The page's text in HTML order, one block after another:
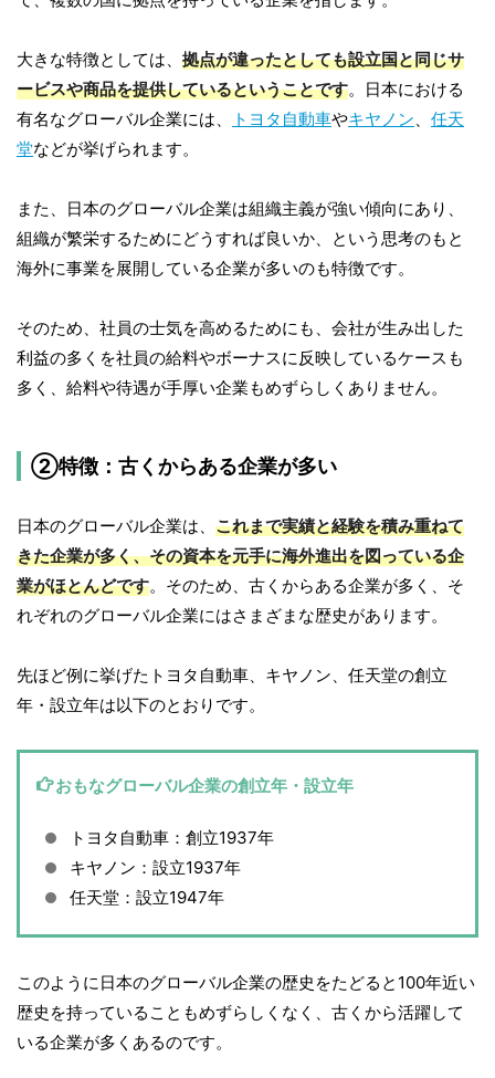
大きな特徴としては、 拠点が違ったとしても設立国と同じサ
ービスや商品を提供しているということです。日本における
有名なグローバル企業には、
トヨタ自動車やキヤノン、 任天
堂などが挙げられます。
また、日本のグローバル企業は組織主義が強い傾向にあり、
組織が繁栄するためにどうすれば良いか、という思考のもと
海外に事業を展開している企業が多いのも特徴です。
そのため、社員の士気を高めるためにも、会社が生み出した
利益の多くを社員の給料やボーナスに反映しているケースも
多く、給料や待遇が手厚い企業もめずらしくありません。
②特徴：古くからある企業が多い
日本のグローバル企業は、 これまで実績と経験を積み重ねて
きた企業が多く、その資本を元手に海外進出を図っている企
業がほとんどです。そのため、古くからある企業が多く、そ
れぞれのグローバル企業にはさまざまな歴史があります。
先ほど例に挙げたトヨタ自動車、キヤノン、任天堂の創立
年・設立年は以下のとおりです。
おもなグローバル企業の創立年・設立年
トヨタ自動車：創立1937年
キヤノン：設立1937年
任天堂：設立1947年
このように日本のグローバル企業の歴史をたどると100年近い
歴史を持っていることもめずらしくなく、古くから活躍して
いる企業が多くあるのです。